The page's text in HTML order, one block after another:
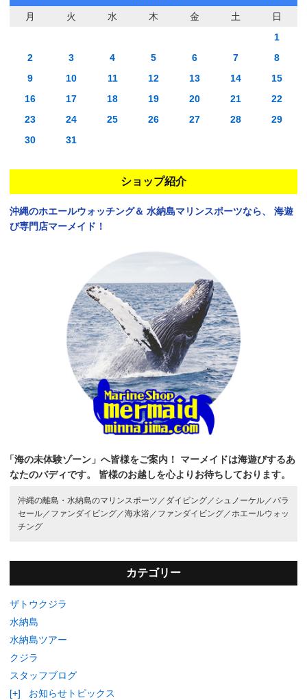
月 火 水 木 金 土
日
1
2
3 4 5 6 7
8
9
10 11 12 13 14
15
16
17 18 19 20 21
22
23
24 25 26 27 28
29
30
31
ショップ紹介
沖縄のホエールウォッチング＆ 水納島マリンスポーツなら、
海遊
び専門店マーメイド！
「海の未体験ゾーン」へ皆様をご案内！
マーメイドは海遊びするあ
なたのバディです。
皆様のお越しを心よりお待ちしております。
沖縄の離島・水納島のマリンスポーツ／ ダイビング／ シュノーケル／パラ
セール／ ファンダイビング／海水浴／ ファンダイビング／ホエールウォッ
チング
カテゴリー
ザトウクジラ
水納島
水納島ツアー
クジラ
スタッフブログ
[+]
お知らせトピックス